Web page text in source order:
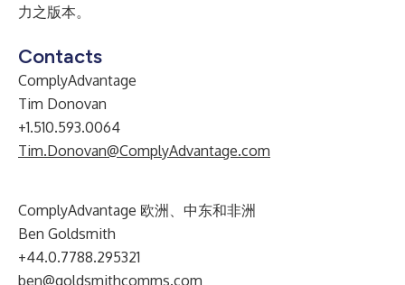
力之版本。
Contacts
ComplyAdvantage
Tim Donovan
+1.510.593.0064
Tim.Donovan@ComplyAdvantage.com
ComplyAdvantage 欧洲、中东和非洲
Ben Goldsmith
+44.0.7788.295321
ben@goldsmithcomms.com